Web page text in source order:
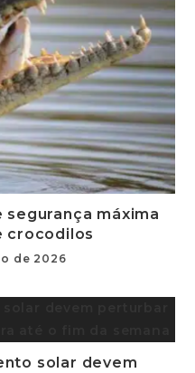
segurança máxima
crocodilos
de 2026
solar devem